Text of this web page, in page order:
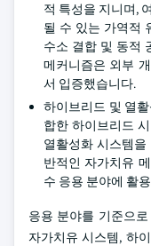
적 특성을 지니며,
될 수 있는 가역적
수소 결합 및 동적
메커니즘은 외부
서 입증했습니다.
하이브리드 및 열
합한 하이브리드
열활성화 시스템
반적인 자가치유
수 응용 분야에 활
응용 분야를 기준으
자가치유 시스템, 하